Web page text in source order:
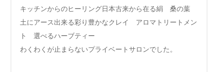
キッチンからのヒーリング日本古来から在る絹 桑の葉
土にアース出来る彩り豊かなクレイ アロマトリートメン
ト 選べるハーブティー
わくわくが止まらないプライベートサロンでした。